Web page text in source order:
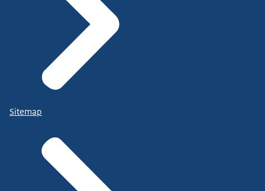
Sitemap